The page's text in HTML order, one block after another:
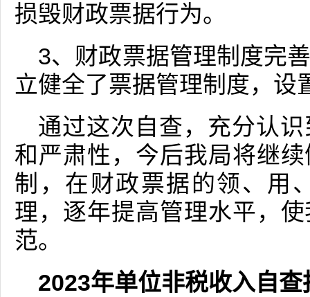
损毁财政票据行为。
3、财政票据管理制度完
立健全了票据管理制度，设
通过这次自查，充分认
和严肃性，今后我局将继
制，在财政票据的领、用
理，逐年提高管理水平，
范。
2023年单位非税收入自查